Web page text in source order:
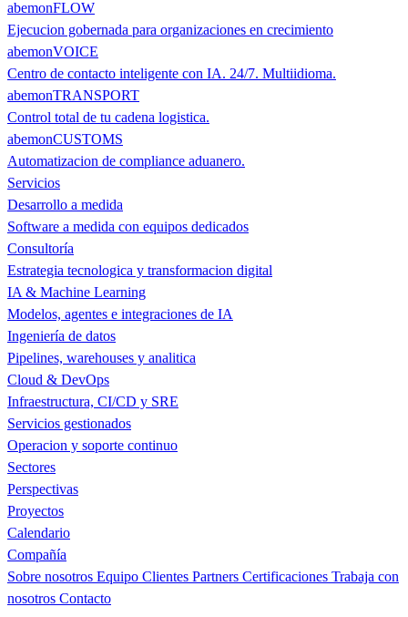
abemonFLOW
Ejecucion gobernada para organizaciones en crecimiento
abemonVOICE
Centro de contacto inteligente con IA. 24/7. Multiidioma.
abemonTRANSPORT
Control total de tu cadena logistica.
abemonCUSTOMS
Automatizacion de compliance aduanero.
Servicios
Desarrollo a medida
Software a medida con equipos dedicados
Consultoría
Estrategia tecnologica y transformacion digital
IA & Machine Learning
Modelos, agentes e integraciones de IA
Ingeniería de datos
Pipelines, warehouses y analitica
Cloud & DevOps
Infraestructura, CI/CD y SRE
Servicios gestionados
Operacion y soporte continuo
Sectores
Perspectivas
Proyectos
Calendario
Compañía
Sobre nosotros Equipo Clientes Partners Certificaciones Trabaja con
nosotros Contacto